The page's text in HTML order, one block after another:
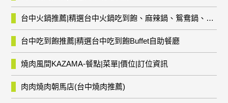
台中火鍋推薦|精選台中火鍋吃到飽、麻辣鍋、鴛鴦鍋、石頭火鍋、酸菜白肉鍋、海鮮鍋、燒酒雞、麻油雞、壽喜燒等熱門人氣火鍋店!
台中吃到飽推薦|精選台中吃到飽Buffet自助餐廳
燒肉風間KAZAMA-餐點|菜單|價位|訂位資訊
肉肉燒肉朝馬店(台中燒肉推薦)